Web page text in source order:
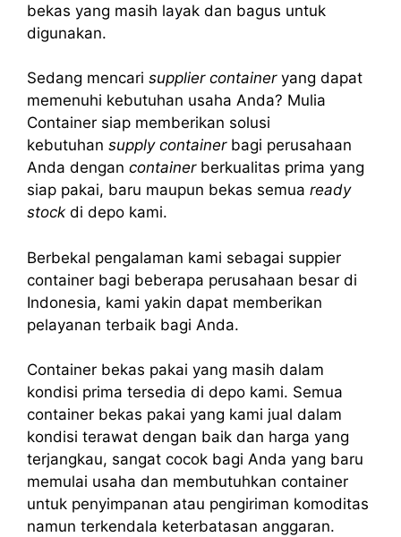
bekas yang masih layak dan bagus untuk
digunakan.
Sedang mencari supplier containeryang dapat
memenuhi kebutuhan usaha Anda? Mulia
Container siap memberikan solusi
kebutuhan supply containerbagi perusahaan
Anda dengan containerberkualitas prima yang
siap pakai, baru maupun bekas semua ready
stock di depo kami.
Berbekal pengalaman kami sebagai suppier
container bagi beberapa perusahaan besar di
Indonesia, kami yakin dapat memberikan
pelayanan terbaik bagi Anda.
Container bekas pakai yang masih dalam
kondisi prima tersedia di depo kami. Semua
container bekas pakai yang kami jual dalam
kondisi terawat dengan baik dan harga yang
terjangkau, sangat cocok bagi Anda yang baru
memulai usaha dan membutuhkan container
untuk penyimpanan atau pengiriman komoditas
namun terkendala keterbatasan anggaran.